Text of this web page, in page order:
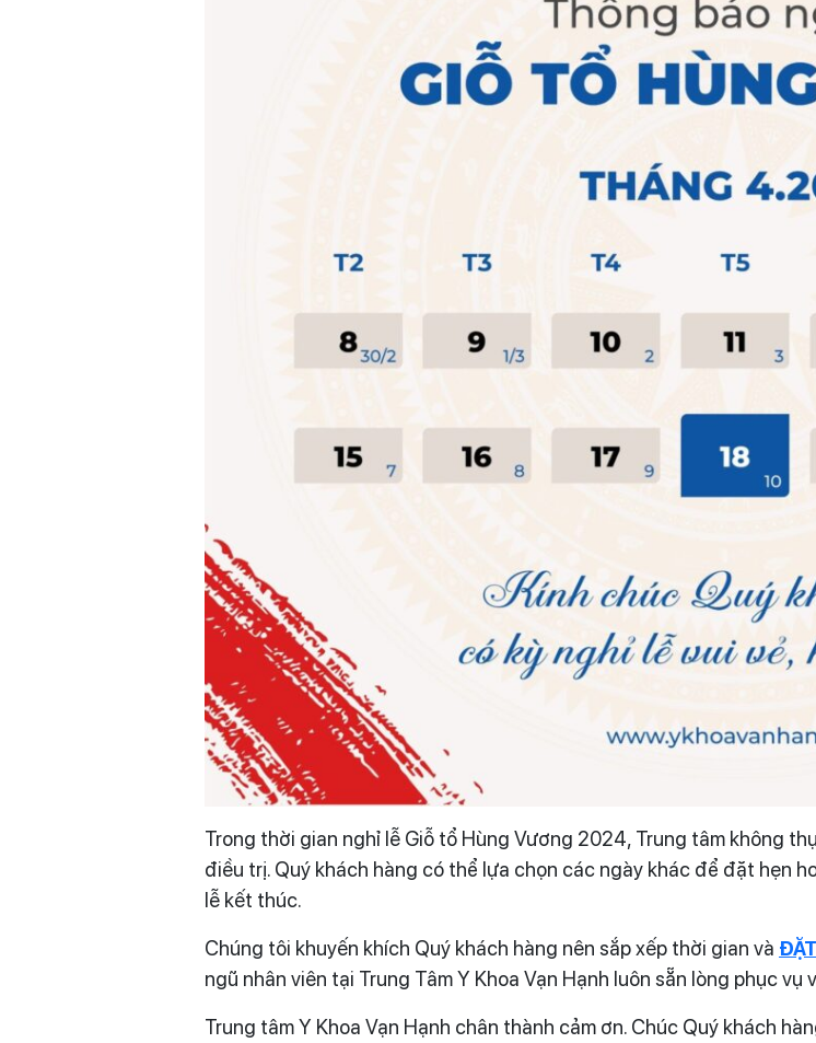
Trong thời gian nghỉ lễ Giỗ tổ Hùng Vương 2024, Trung tâm không
điều trị. Quý khách hàng có thể lựa chọn các ngày khác để đặt hẹn
lễ kết thúc.
Chúng tôi khuyến khích Quý khách hàng nên sắp xếp thời gian và
ngũ nhân viên tại Trung Tâm Y Khoa Vạn Hạnh luôn sẵn lòng phục vụ
Trung tâm Y Khoa Vạn Hạnh chân thành cảm ơn. Chúc Quý khách